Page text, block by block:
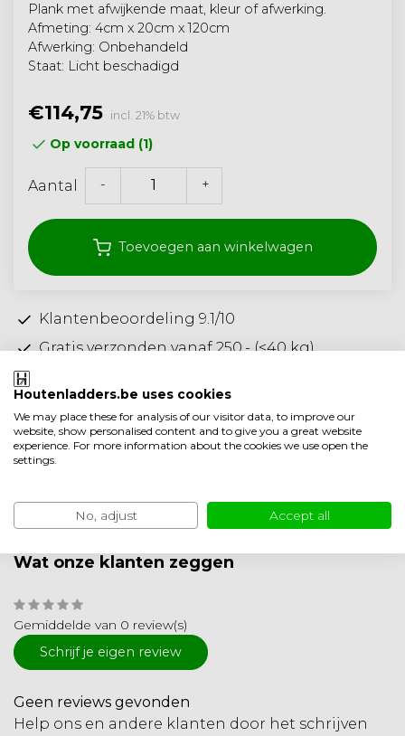
Plank met afwijkende maat, kleur of afwerking.
Afmeting: 4cm x 20cm x 120cm
Afwerking: Onbehandeld
Staat: Licht beschadigd
€114,75 incl. 21% btw
Op voorraad (1)
Aantal - +
Toevoegen aan winkelwagen
Klantenbeoordeling 9.1/10
Gratis verzonden vanaf 250,- (<40 kg)
Toevoegen aan vergelijking
Productomschrijving
Minder weergeven
Wat onze klanten zeggen
Gemiddelde van 0 review(s)
Schrijf je eigen review
Geen reviews gevonden
Help ons en andere klanten door het schrijven
Houtenladders.be uses cookies
We may place these for analysis of our visitor data, to improve our
website, show personalised content and to give you a great website
experience. For more information about the cookies we use open the
settings.
No, adjust Accept all